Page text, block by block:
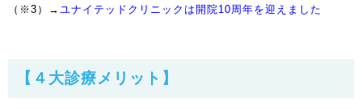
（※3）→ ユナイテッドクリニックは開院10周年を迎えました
【４大診療メリット】